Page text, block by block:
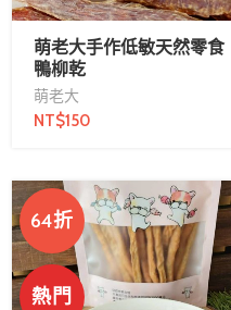
萌老大手作低敏天然零食
鴨柳乾
萌老大
NT$150
64折
熱門